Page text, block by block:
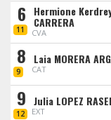
6
11
Hermione
CARRERA
CVA
8
9
Laia MORERA
CAT
9
12
Julia LOPEZ
EXT